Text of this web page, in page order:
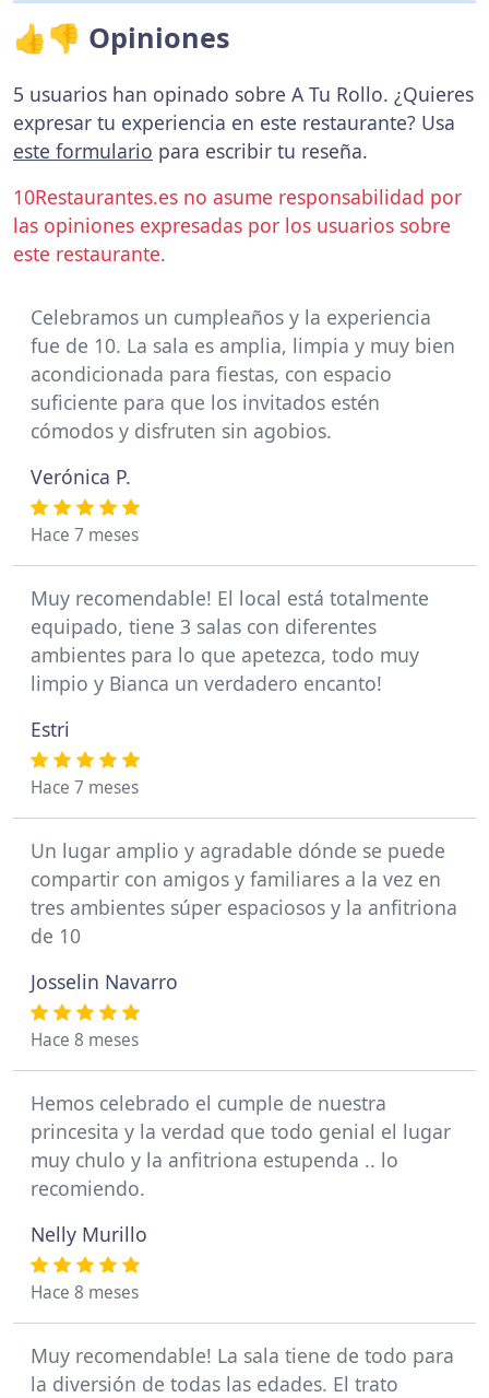
👍👎 Opiniones
5 usuarios han opinado sobre A Tu Rollo. ¿Quieres
expresar tu experiencia en este restaurante? Usa
este formulario para escribir tu reseña.
10Restaurantes.es no asume responsabilidad por
las opiniones expresadas por los usuarios sobre
este restaurante.
Celebramos un cumpleaños y la experiencia
fue de 10. La sala es amplia, limpia y muy bien
acondicionada para fiestas, con espacio
suficiente para que los invitados estén
cómodos y disfruten sin agobios.
Verónica P.
Hace 7 meses
Muy recomendable! El local está totalmente
equipado, tiene 3 salas con diferentes
ambientes para lo que apetezca, todo muy
limpio y Bianca un verdadero encanto!
Estri
Hace 7 meses
Un lugar amplio y agradable dónde se puede
compartir con amigos y familiares a la vez en
tres ambientes súper espaciosos y la anfitriona
de 10
Josselin Navarro
Hace 8 meses
Hemos celebrado el cumple de nuestra
princesita y la verdad que todo genial el lugar
muy chulo y la anfitriona estupenda .. lo
recomiendo.
Nelly Murillo
Hace 8 meses
Muy recomendable! La sala tiene de todo para
la diversión de todas las edades. El trato